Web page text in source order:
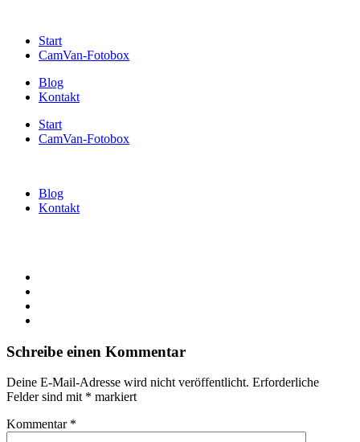
Start
CamVan-Fotobox
Blog
Kontakt
Start
CamVan-Fotobox
Blog
Kontakt
Schreibe einen Kommentar
Deine E-Mail-Adresse wird nicht veröffentlicht. Erforderliche
Felder sind mit * markiert
Kommentar *